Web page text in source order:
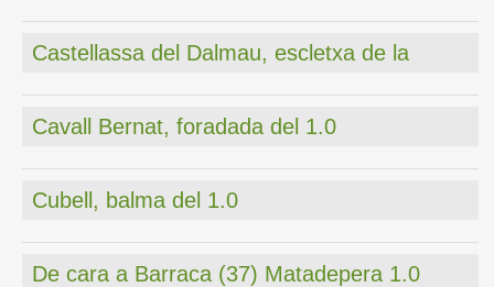
Castellassa del Dalmau, escletxa de la
Cavall Bernat, foradada del 1.0
Cubell, balma del 1.0
De cara a Barraca (37) Matadepera 1.0